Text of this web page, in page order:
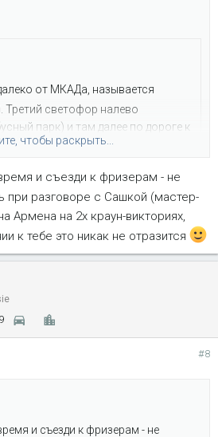
от МКАДа, называется
Третий светофор налево
парк) и там далее по дороге к
ничего делают,народу хватает.
чтобы раскрыть...
мне совсем не с руки.
мне б
идеально было бы...
чтобы раскрыть...
и съезди к фризерам - не
при разговоре с Сашкой (мастер-
Армена на 2х краун-викториях,
к тебе это никак не отразится
#8
и съезди к фризерам - не